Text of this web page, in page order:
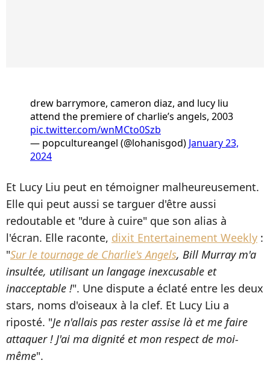
drew barrymore, cameron diaz, and lucy liu
attend the premiere of charlie’s angels, 2003
pic.twitter.com/wnMCto0Szb
— popcultureangel (@lohanisgod) January 23,
2024
Et Lucy Liu peut en témoigner malheureusement.
Elle qui peut aussi se targuer d'être aussi
redoutable et "dure à cuire" que son alias à
l'écran. Elle raconte, dixit Entertainement Weekly :
"Sur le tournage de Charlie's Angels, Bill Murray m'a
insultée, utilisant un langage inexcusable et
inacceptable !". Une dispute a éclaté entre les deux
stars, noms d'oiseaux à la clef. Et Lucy Liu a
riposté. "Je n'allais pas rester assise là et me faire
attaquer ! J'ai ma dignité et mon respect de moi-
même".